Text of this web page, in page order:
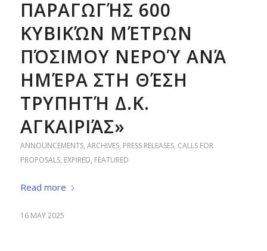
ΠΑΡΑΓΩΓΉΣ 600
ΚΥΒΙΚΏΝ ΜΈΤΡΩΝ
ΠΌΣΙΜΟΥ ΝΕΡΟΎ ΑΝΆ
ΗΜΈΡΑ ΣΤΗ ΘΈΣΗ
ΤΡΥΠΗΤΉ Δ.Κ.
ΑΓΚΑΙΡΙΆΣ»
ANNOUNCEMENTS, ARCHIVES, PRESS RELEASES, CALLS FOR
PROPOSALS, EXPIRED, FEATURED
Read more
16 MAY 2025